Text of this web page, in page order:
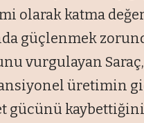
olarak katma
güçlenmek
vurgulayan Saraç,
üretimin
gücünü